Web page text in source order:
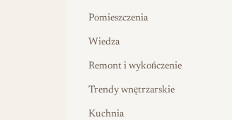
Pomieszczenia
Wiedza
Remont i wykończenie
Trendy wnętrzarskie
Kuchnia